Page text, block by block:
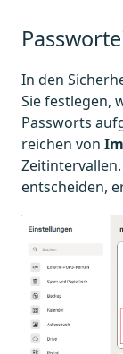
In den
Sie festlegen,
Passworts
reichen von
entscheiden,